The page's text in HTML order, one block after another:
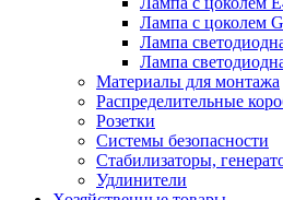
Лампа с цоколем
Лампа
Лампа
Материалы для монтажа
Распределительные
Розетки
Системы безопасности
Стабилизаторы,
Удлинители